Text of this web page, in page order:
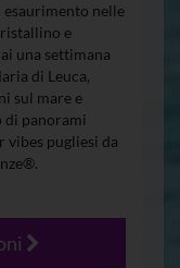
nelle
e
una settimana
di Leuca,
sul mare e
di panorami
vibes pugliesi da